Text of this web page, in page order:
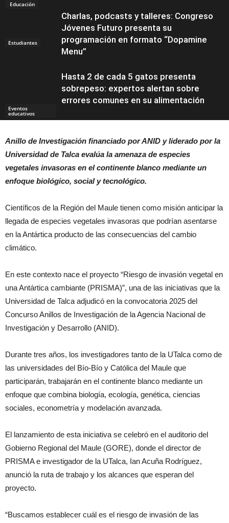
Educación
Estudiantes
Eventos
educativos
Charlas, podcasts y talleres: Congreso
Jóvenes Futuro presenta su
programación en formato “Dopamine
Menu”
Educación
Hasta 2 de cada 5 gatos presenta
sobrepeso: expertos alertan sobre
errores comunes en su alimentación
Anillo de Investigación financiado por ANID y liderado por la
Universidad de Talca evalúa la amenaza de especies
vegetales invasoras en el continente blanco mediante un
enfoque biológico, social y tecnológico.
Científicos de la Región del Maule tienen como misión anticipar la
llegada de especies vegetales invasoras que podrían asentarse
en la Antártica producto de las consecuencias del cambio
climático.
En este contexto nace el proyecto “Riesgo de invasión vegetal en
una Antártica cambiante (PRISMA)”, una de las iniciativas que la
Universidad de Talca adjudicó en la convocatoria 2025 del
Concurso Anillos de Investigación de la Agencia Nacional de
Investigación y Desarrollo (ANID).
Durante tres años, los investigadores tanto de la UTalca como de
las universidades del Bío-Bío y Católica del Maule que
participarán, trabajarán en el continente blanco mediante un
enfoque que combina biología, ecología, genética, ciencias
sociales, econometría y modelación avanzada.
El lanzamiento de esta iniciativa se celebró en el auditorio del
Gobierno Regional del Maule (GORE), donde el director de
PRISMA e investigador de la UTalca, Ian Acuña Rodríguez,
anunció la ruta de trabajo y los alcances que esperan del
proyecto.
“Buscamos establecer cuál es el riesgo de invasión de las